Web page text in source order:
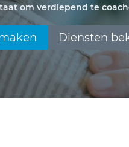
om verdiepend te
Diensten